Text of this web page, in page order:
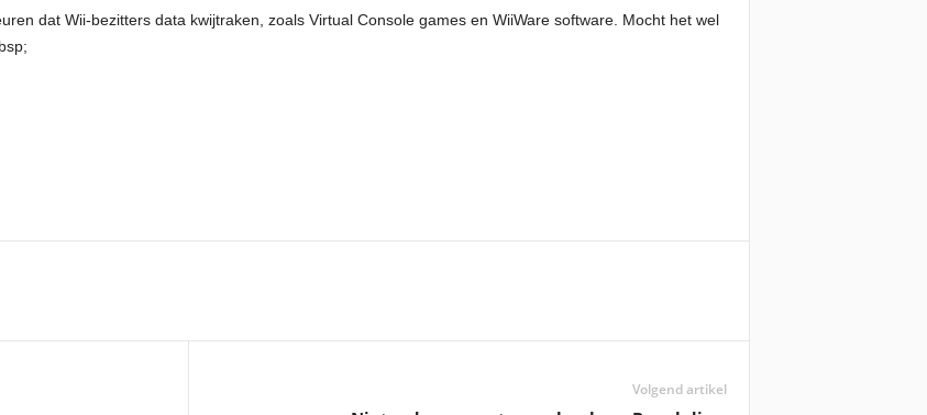
dat Wii-bezitters data kwijtraken, zoals Virtual Console games en WiiWare software. Mocht het wel
Volgend artikel